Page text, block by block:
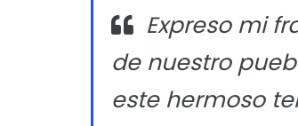
Expreso mi
de nuestro
este hermoso